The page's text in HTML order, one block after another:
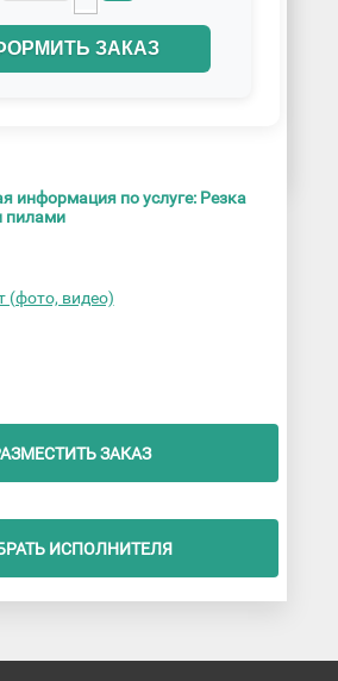
ЗАКАЗ
информация по услуге: Резка
пилами
(фото, видео)
ЗАКАЗ
ИСПОЛНИТЕЛЯ